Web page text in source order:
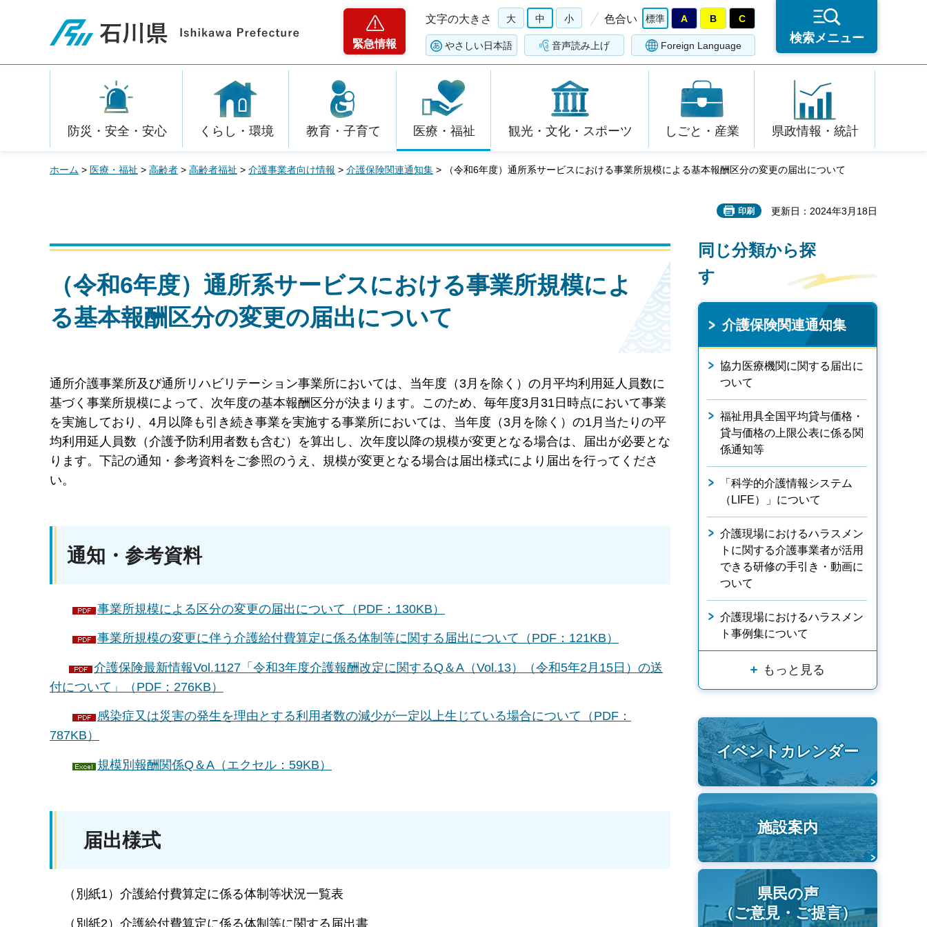
石川県
緊急情報
文字の大きさ 大 中 小 色合い 標準 A B C
やさしい日本語 音声読み上げ Foreign Language
検索メニュー
防災・安全・安心 くらし・環境 教育・子育て 医療・福祉 観光・文化・スポーツ しごと・産業 県政情報・統計
ホーム > 医療・福祉 > 高齢者 > 高齢者福祉 > 介護事業者向け情報 > 介護保険関連通知集 > （令和6年度）通所系サービスにおける事業所規模による基本報酬区分の変更の届出について
印刷 更新日：2024年3月18日
（令和6年度）通所系サービスにおける事業所規模によ
る基本報酬区分の変更の届出について
通所介護事業所及び通所リハビリテーション事業所においては、当年度（3月を除く）の月平均利用延人員数に
基づく事業所規模によって、次年度の基本報酬区分が決まります。このため、毎年度3月31日時点において事業
を実施しており、4月以降も引き続き事業を実施する事業所においては、当年度（3月を除く）の1月当たりの平
均利用延人員数（介護予防利用者数も含む）を算出し、次年度以降の規模が変更となる場合は、届出が必要とな
ります。下記の通知・参考資料をご参照のうえ、規模が変更となる場合は届出様式により届出を行ってくださ
い。
通知・参考資料
事業所規模による区分の変更の届出について（PDF：130KB）
事業所規模の変更に伴う介護給付費算定に係る体制等に関する届出について（PDF：121KB）
介護保険最新情報Vol.1127「令和3年度介護報酬改定に関するQ＆A（Vol.13）（令和5年2月15日）の送
付について」（PDF：276KB）
感染症又は災害の発生を理由とする利用者数の減少が一定以上生じている場合について（PDF：
787KB）
規模別報酬関係Q＆A（エクセル：59KB）
届出様式
（別紙1）介護給付費算定に係る体制等状況一覧表
（別紙2）介護給付費算定に係る体制等に関する届出書
同じ分類から探
す
介護保険関連通知集
協力医療機関に関する届出に
ついて
福祉用具全国平均貸与価格・
貸与価格の上限公表に係る関
係通知等
「科学的介護情報システム
（LIFE）」について
介護現場におけるハラスメン
トに関する介護事業者が活用
できる研修の手引き・動画に
ついて
介護現場におけるハラスメン
ト事例集について
もっと見る
イベントカレンダー
施設案内
県民の声
（ご意見・ご提言）